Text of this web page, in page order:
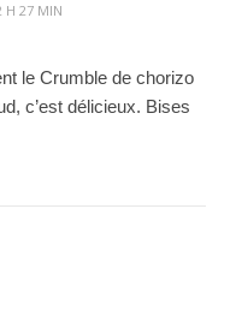
H 27 MIN
le Crumble de chorizo
c’est délicieux. Bises